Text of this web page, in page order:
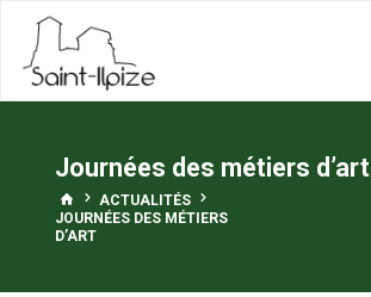
content
Journées des métiers d’art
HOME
ACTUALITÉS
JOURNÉES DES MÉTIERS
D’ART